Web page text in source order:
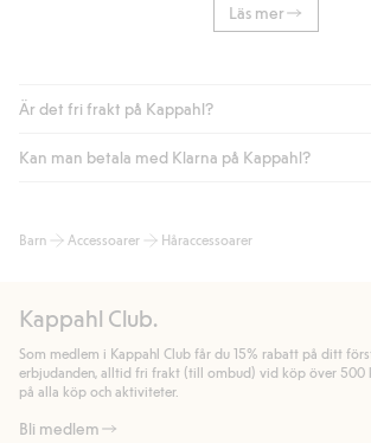
Läs mer
Är det fri frakt på Kappahl?
Är du medlem i Kappahl Club har du alltid
automatik efter du loggat in och identifierats
handlar för.
Läs mer
Kan man betala med Klarna på Kappahl?
bland annat faktura och swish men även andra
allmänna villkor.
Läs mer
Barn Accessoarer Håraccessoarer
Kappahl Club.
Som medlem i Kappahl Club får du 15% rabatt på ditt
erbjudanden, alltid fri frakt (till ombud) vid köp över 500
på alla köp och aktiviteter.
Bli medlem